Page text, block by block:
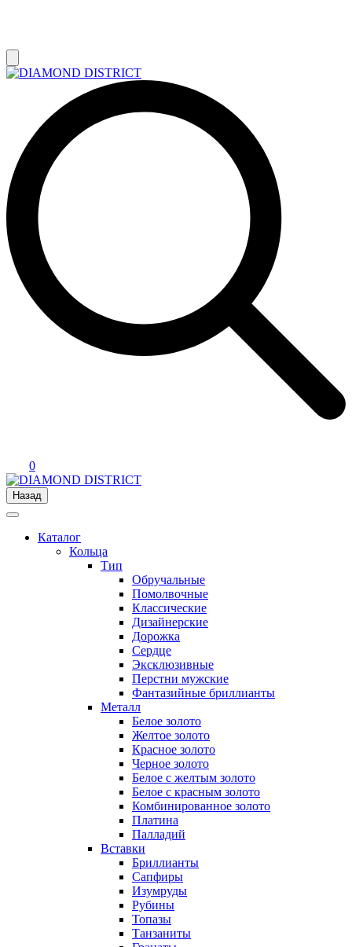
0
Назад
Каталог
Кольца
Тип
Обручальные
Помолвочные
Классические
Дизайнерские
Дорожка
Сердце
Эксклюзивные
Перстни мужские
Фантазийные бриллианты
Металл
Белое золото
Желтое золото
Красное золото
Черное золото
Белое с желтым золото
Белое с красным золото
Комбинированное золото
Платина
Палладий
Вставки
Бриллианты
Сапфиры
Изумруды
Рубины
Топазы
Танзаниты